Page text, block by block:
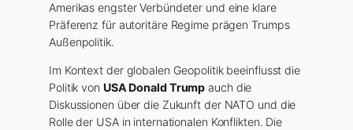
Amerikas engster Verbündeter und eine klare
Präferenz für autoritäre Regime prägen Trumps
Außenpolitik.
Im Kontext der globalen Geopolitik beeinflusst die
Politik von USA Donald Trump auch die
Diskussionen über die Zukunft der NATO und die
Rolle der USA in internationalen Konflikten. Die